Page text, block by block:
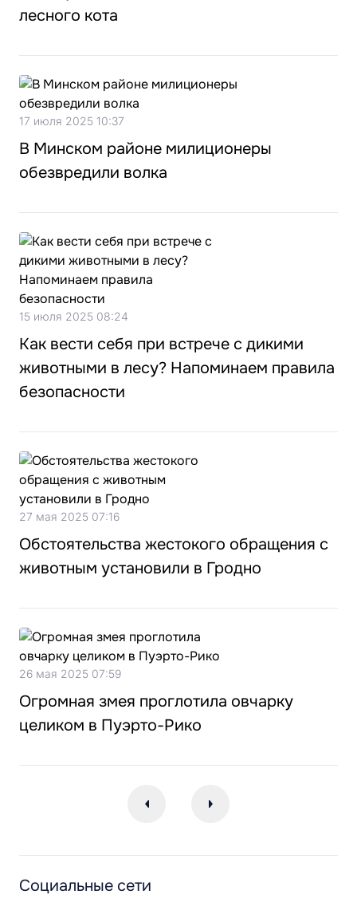
лесного кота
17 июля 2025 10:37
В Минском районе милиционеры
обезвредили волка
15 июля 2025 08:24
Как вести себя при встрече с дикими
животными в лесу? Напоминаем правила
безопасности
27 мая 2025 07:16
Обстоятельства жестокого обращения с
животным установили в Гродно
26 мая 2025 07:59
Огромная змея проглотила овчарку
целиком в Пуэрто-Рико
Социальные сети